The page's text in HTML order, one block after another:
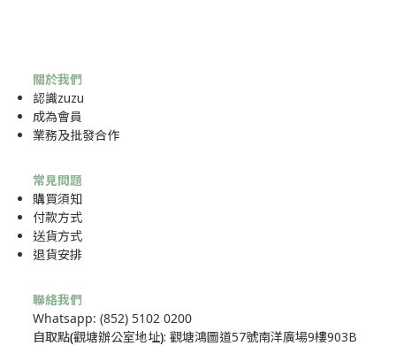
關於我們
認識zuzu
成為會員
業務及批發合作
常見問題
購買須知
付款方式
送貨方式
退貨安排
聯絡我們
Whatsapp: (852) 5102 0200
自取點(觀塘辦公室地址): 觀塘鴻圖道57號南洋廣場9樓903B